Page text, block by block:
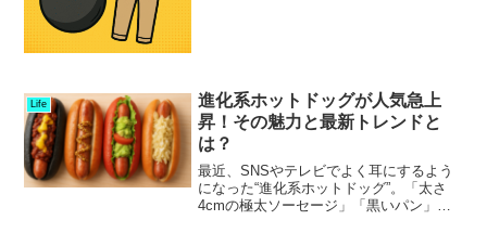
Life
進化系ホットドッグが人気急上
昇！その魅力と最新トレンドと
は？
最近、SNSやテレビでよく耳にするよう
になった“進化系ホットドッグ”。「太さ
4cmの極太ソーセージ」「黒いパン」